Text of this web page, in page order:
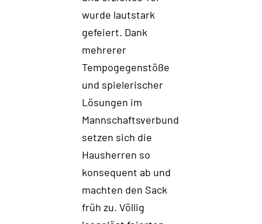
wurde lautstark
gefeiert. Dank
mehrerer
Tempogegenstöße
und spielerischer
Lösungen im
Mannschaftsverbund
setzen sich die
Hausherren so
konsequent ab und
machten den Sack
früh zu. Völlig